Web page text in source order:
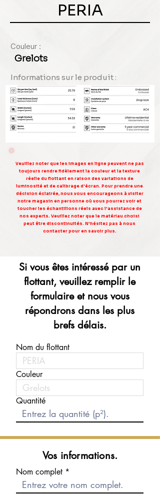
PERIA
Couleur :
Grelots
Informations sur le produit :
Veuillez noter que les images en ligne peuvent ne pas
toujours rendre fidèlement la couleur et la texture
réelle du flottant en raison des variations de
luminosité et de calibrage d'écran. Pour prendre une
décision éclairée, nous vous encourageons à visiter
notre magasin en personne où vous pourrez voir et
toucher les échantillons réels avec l'assistance de
nos experts. Veuillez noter que le matériau choisi
peut être discontinuités. N'hésitez pas à nous
contacter pour en savoir plus.
Si vous êtes intéressé par un
flottant, veuillez remplir le
formulaire et nous vous
répondrons dans les plus
brefs délais.
Nom du flottant
Couleur
Quantité
Vos informations.
Nom complet